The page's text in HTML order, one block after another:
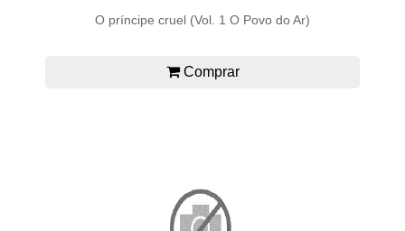
O príncipe cruel (Vol. 1 O Povo do Ar)
Comprar